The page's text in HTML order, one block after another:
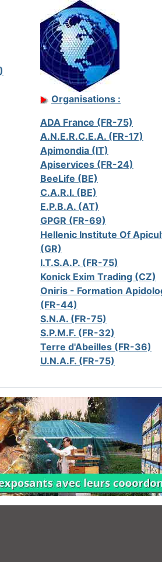
Organisations :
ADA France (FR-75)
A.N.E.R.C.E.A. (FR-17)
Apimondia (IT)
Apiservices (FR-24)
BeeLife (BE)
C.A.R.I. (BE)
E.P.B.A. (AT)
GPGR (FR-69)
Hellenic Institute Of
(GR)
I.T.S.A.P. (FR-75)
Konick Exim Trading (CZ)
Oniris - Formation
(FR-44)
S.N.A. (FR-75)
S.P.M.F. (FR-32)
Terre d'Abeilles (FR-36)
U.N.A.F. (FR-75)